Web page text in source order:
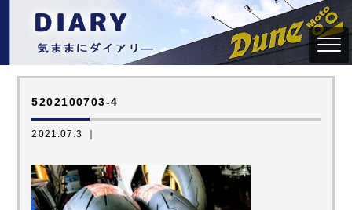
5202100703-4
2021.07.3 ｜